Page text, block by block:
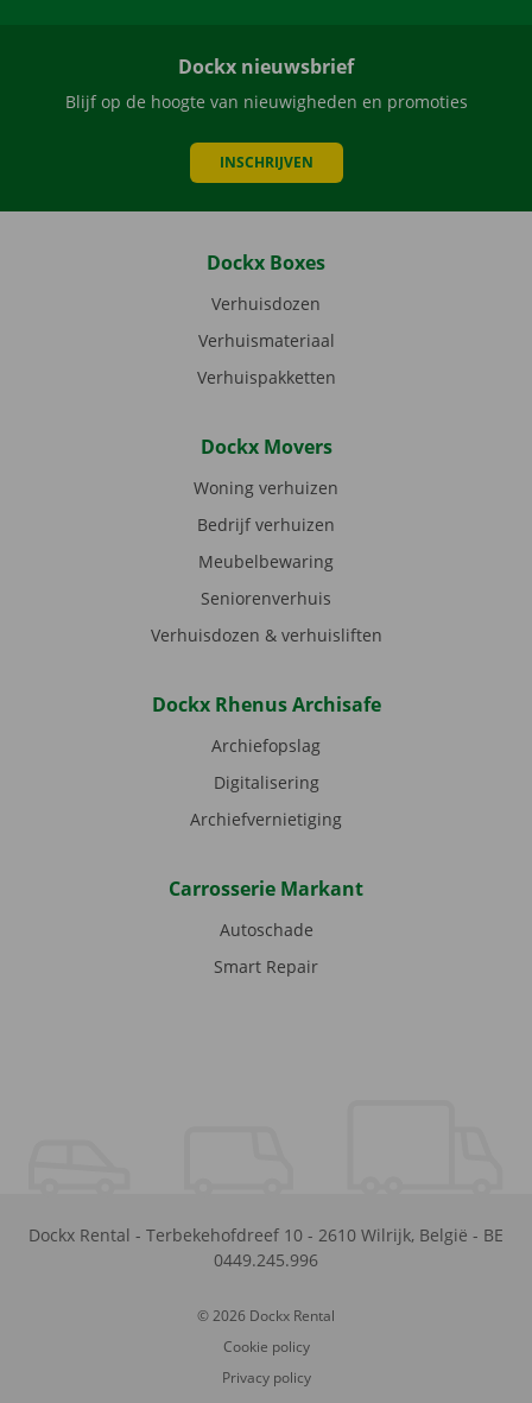
Dockx nieuwsbrief
Blijf op de hoogte van nieuwigheden en promoties
INSCHRIJVEN
Dockx Boxes
Verhuisdozen
Verhuismateriaal
Verhuispakketten
Dockx Movers
Woning verhuizen
Bedrijf verhuizen
Meubelbewaring
Seniorenverhuis
Verhuisdozen & verhuisliften
Dockx Rhenus Archisafe
Archiefopslag
Digitalisering
Archiefvernietiging
Carrosserie Markant
Autoschade
Smart Repair
Dockx Rental - Terbekehofdreef 10 - 2610 Wilrijk, België - BE
0449.245.996
© 2026 Dockx Rental
Cookie policy
Privacy policy